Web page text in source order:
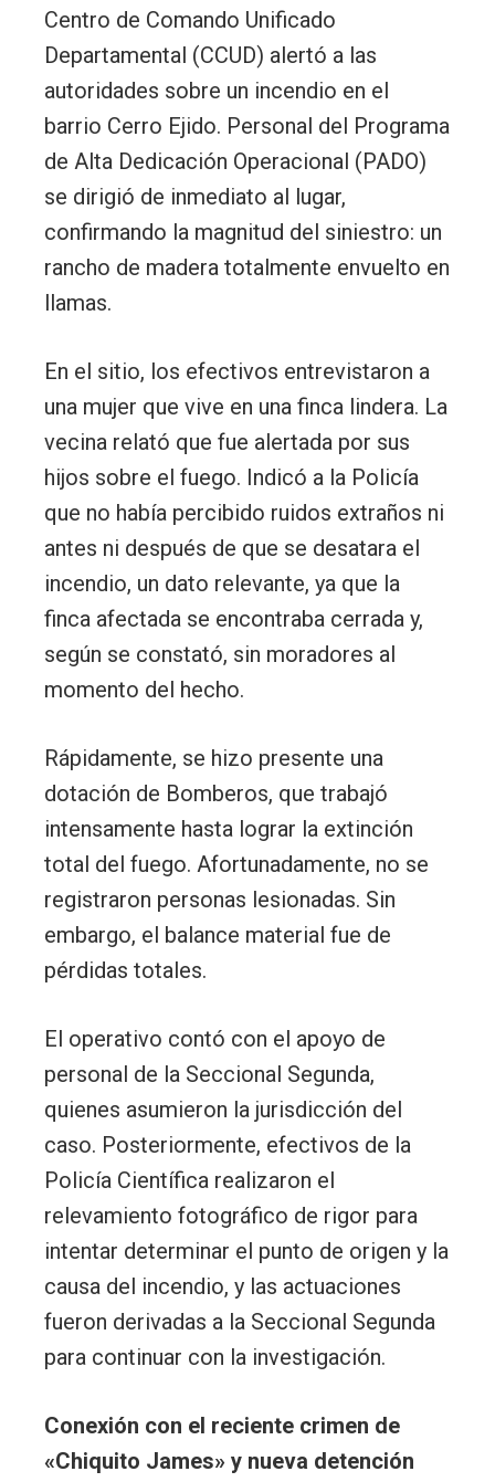
Centro de Comando Unificado
Departamental (CCUD) alertó a las
autoridades sobre un incendio en el
barrio Cerro Ejido. Personal del Programa
de Alta Dedicación Operacional (PADO)
se dirigió de inmediato al lugar,
confirmando la magnitud del siniestro: un
rancho de madera totalmente envuelto en
llamas.
En el sitio, los efectivos entrevistaron a
una mujer que vive en una finca lindera. La
vecina relató que fue alertada por sus
hijos sobre el fuego. Indicó a la Policía
que no había percibido ruidos extraños ni
antes ni después de que se desatara el
incendio, un dato relevante, ya que la
finca afectada se encontraba cerrada y,
según se constató, sin moradores al
momento del hecho.
Rápidamente, se hizo presente una
dotación de Bomberos, que trabajó
intensamente hasta lograr la extinción
total del fuego. Afortunadamente, no se
registraron personas lesionadas. Sin
embargo, el balance material fue de
pérdidas totales.
El operativo contó con el apoyo de
personal de la Seccional Segunda,
quienes asumieron la jurisdicción del
caso. Posteriormente, efectivos de la
Policía Científica realizaron el
relevamiento fotográfico de rigor para
intentar determinar el punto de origen y la
causa del incendio, y las actuaciones
fueron derivadas a la Seccional Segunda
para continuar con la investigación.
Conexión con el reciente crimen de
«Chiquito James» y nueva detención